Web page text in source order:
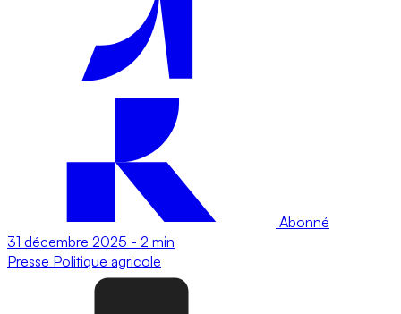
Abonné
31 décembre 2025 - 2 min
Presse Politique agricole